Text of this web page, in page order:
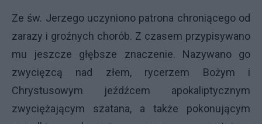
Ze św. Jerzego uczyniono patrona chroniącego od
zarazy i groźnych chorób. Z czasem przypisywano
mu jeszcze głębsze znaczenie. Nazywano go
zwycięzcą nad złem, rycerzem Bożym i
Chrystusowym jeźdźcem apokaliptycznym
zwyciężającym szatana, a także pokonującym